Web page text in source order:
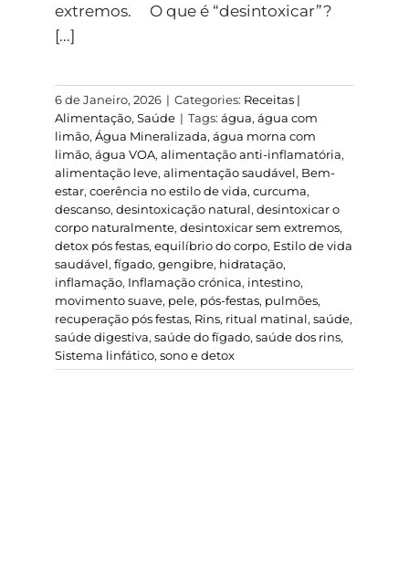
extremos. O que é “desintoxicar”?
[...]
6 de Janeiro, 2026 | Categories: Receitas |
Alimentação, Saúde | Tags: água, água com
limão, Água Mineralizada, água morna com
limão, água VOA, alimentação anti-inflamatória,
alimentação leve, alimentação saudável, Bem-
estar, coerência no estilo de vida, curcuma,
descanso, desintoxicação natural, desintoxicar o
corpo naturalmente, desintoxicar sem extremos,
detox pós festas, equilíbrio do corpo, Estilo de vida
saudável, fígado, gengibre, hidratação,
inflamação, Inflamação crónica, intestino,
movimento suave, pele, pós-festas, pulmões,
recuperação pós festas, Rins, ritual matinal, saúde,
saúde digestiva, saúde do fígado, saúde dos rins,
Sistema linfático, sono e detox